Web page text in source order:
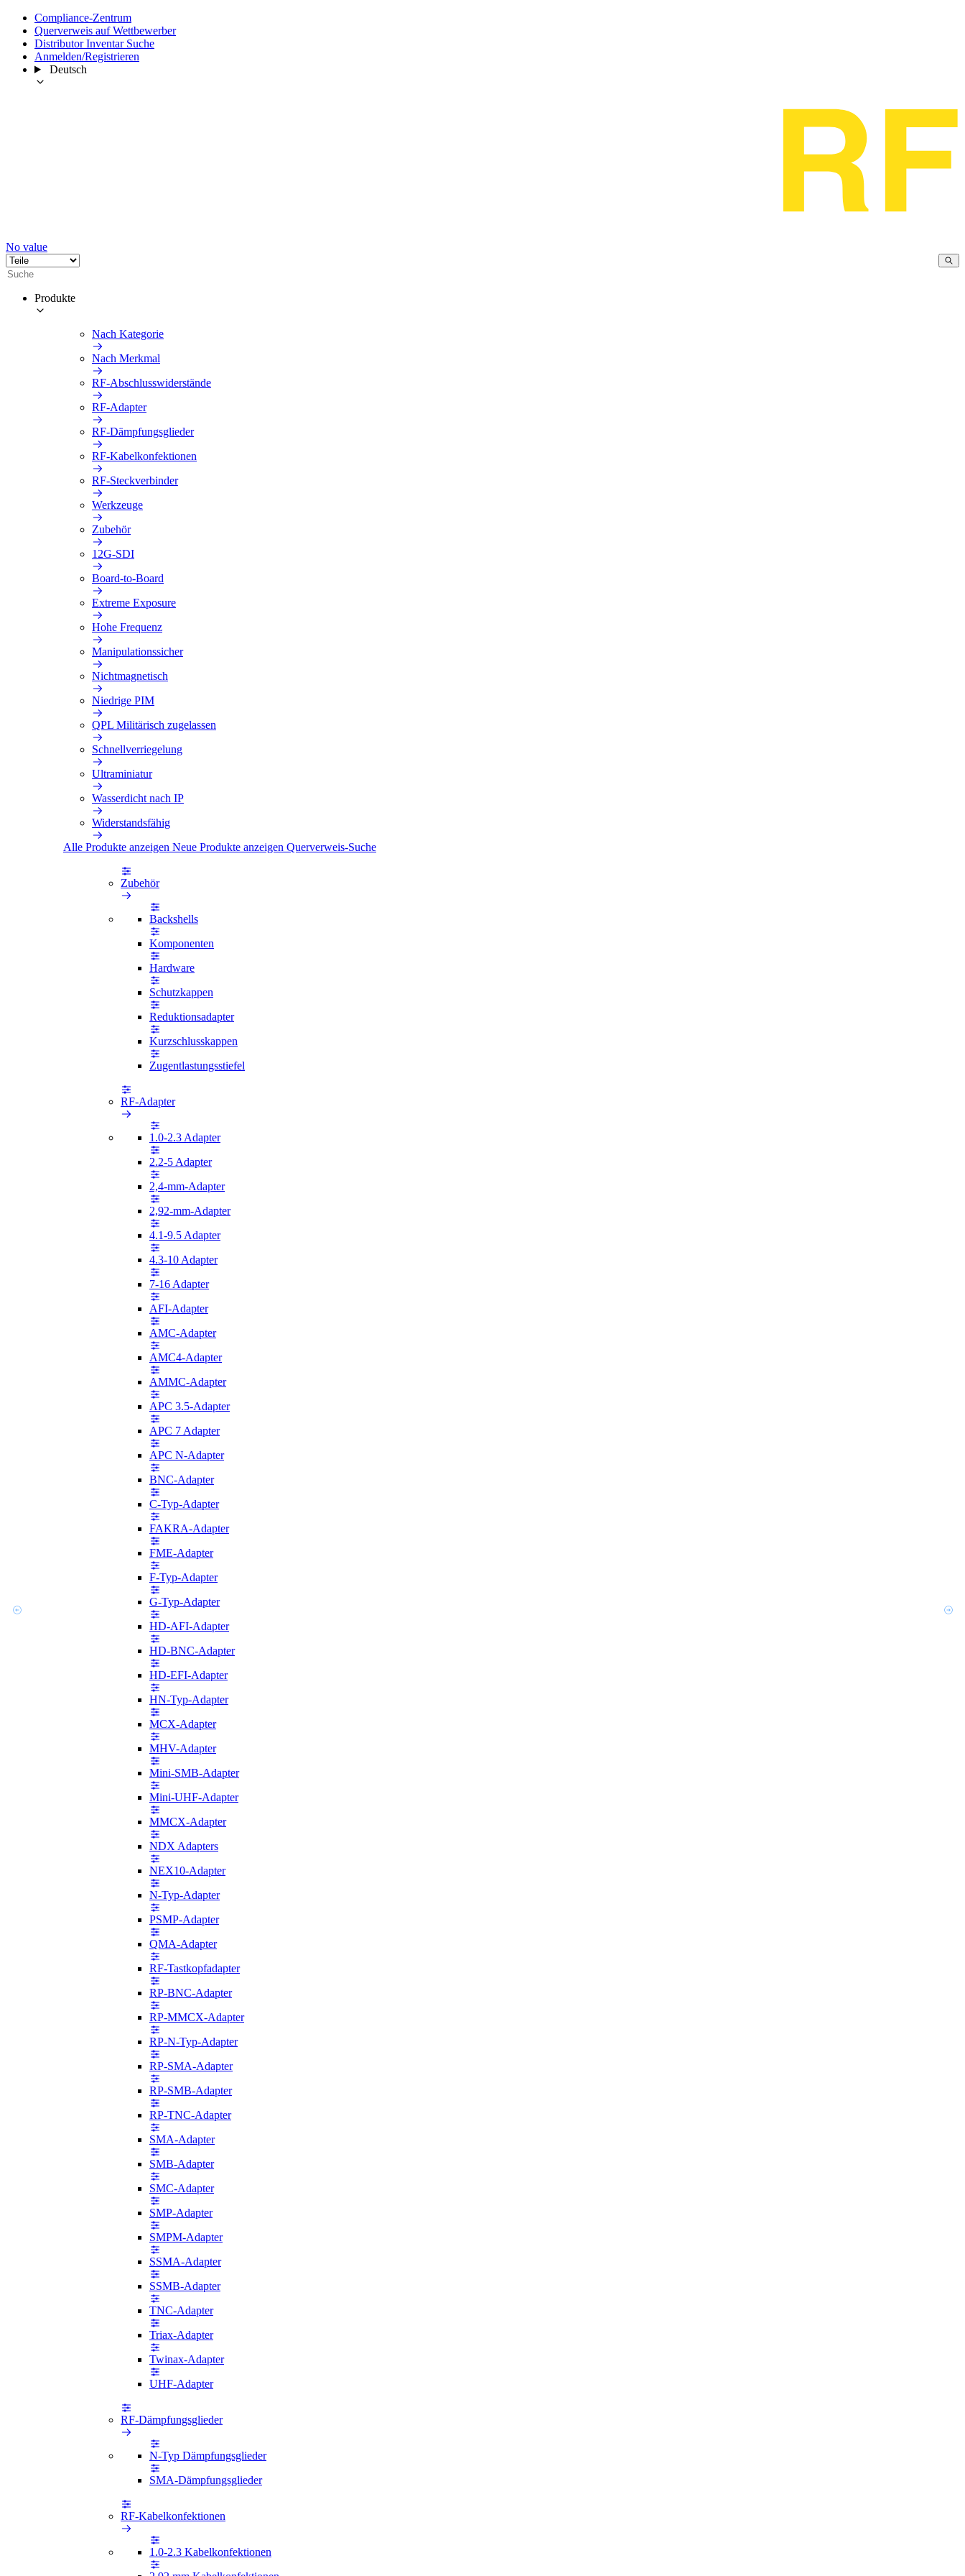
Compliance-Zentrum
Querverweis auf Wettbewerber
Distributor Inventar Suche
Anmelden/Registrieren
Deutsch
No value
Produkte
Nach Kategorie
Nach Merkmal
RF-Abschlusswiderstände
RF-Adapter
RF-Dämpfungsglieder
RF-Kabelkonfektionen
RF-Steckverbinder
Werkzeuge
Zubehör
12G-SDI
Board-to-Board
Extreme Exposure
Hohe Frequenz
Manipulationssicher
Nichtmagnetisch
Niedrige PIM
QPL Militärisch zugelassen
Schnellverriegelung
Ultraminiatur
Wasserdicht nach IP
Widerstandsfähig
Alle Produkte anzeigen Neue Produkte anzeigen Querverweis-Suche
Zubehör
Backshells
Komponenten
Hardware
Schutzkappen
Reduktionsadapter
Kurzschlusskappen
Zugentlastungsstiefel
RF-Adapter
1.0-2.3 Adapter
2.2-5 Adapter
2,4-mm-Adapter
2,92-mm-Adapter
4.1-9.5 Adapter
4.3-10 Adapter
7-16 Adapter
AFI-Adapter
AMC-Adapter
AMC4-Adapter
AMMC-Adapter
APC 3.5-Adapter
APC 7 Adapter
APC N-Adapter
BNC-Adapter
C-Typ-Adapter
FAKRA-Adapter
FME-Adapter
F-Typ-Adapter
G-Typ-Adapter
HD-AFI-Adapter
HD-BNC-Adapter
HD-EFI-Adapter
HN-Typ-Adapter
MCX-Adapter
MHV-Adapter
Mini-SMB-Adapter
Mini-UHF-Adapter
MMCX-Adapter
NDX Adapters
NEX10-Adapter
N-Typ-Adapter
PSMP-Adapter
QMA-Adapter
RF-Tastkopfadapter
RP-BNC-Adapter
RP-MMCX-Adapter
RP-N-Typ-Adapter
RP-SMA-Adapter
RP-SMB-Adapter
RP-TNC-Adapter
SMA-Adapter
SMB-Adapter
SMC-Adapter
SMP-Adapter
SMPM-Adapter
SSMA-Adapter
SSMB-Adapter
TNC-Adapter
Triax-Adapter
Twinax-Adapter
UHF-Adapter
RF-Dämpfungsglieder
N-Typ Dämpfungsglieder
SMA-Dämpfungsglieder
RF-Kabelkonfektionen
1.0-2.3 Kabelkonfektionen